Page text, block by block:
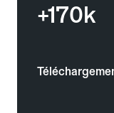
+170k